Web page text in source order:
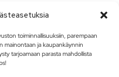
toiminnallisuuksiin, parempaan
mainontaan ja kaupankäynnin
tarjoamaan parasta mahdollista